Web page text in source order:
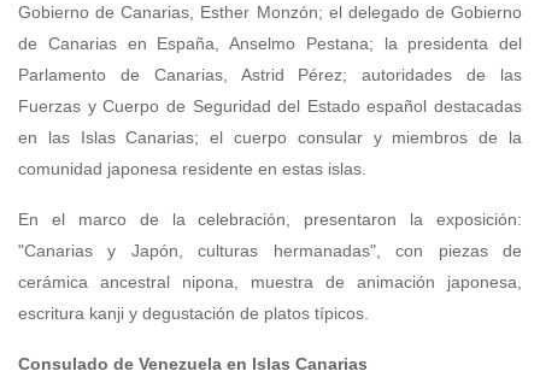
Gobierno de Canarias, Esther Monzón; el delegado de Gobierno
de Canarias en España, Anselmo Pestana; la presidenta del
Parlamento de Canarias, Astrid Pérez; autoridades de las
Fuerzas y Cuerpo de Seguridad del Estado español destacadas
en las Islas Canarias; el cuerpo consular y miembros de la
comunidad japonesa residente en estas islas.
En el marco de la celebración, presentaron la exposición:
"Canarias y Japón, culturas hermanadas", con piezas de
cerámica ancestral nipona, muestra de animación japonesa,
escritura kanji y degustación de platos típicos.
Consulado de Venezuela en Islas Canarias